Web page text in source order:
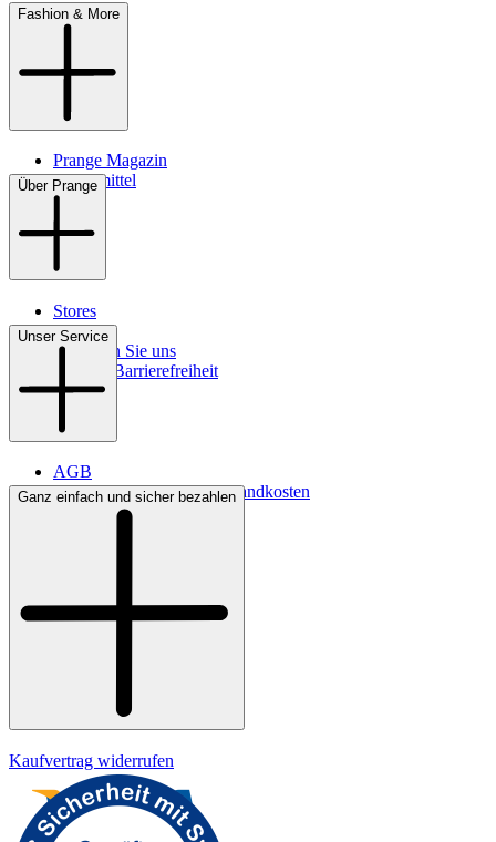
Fashion & More
Prange Magazin
Pflegemittel
Über Prange
Stores
Kontakt
So finden Sie uns
Digitale Barrierefreiheit
Unser Service
AGB
Lieferbedingungen & Versandkosten
Bezahlung
Ganz einfach und sicher bezahlen
Kaufvertrag widerrufen